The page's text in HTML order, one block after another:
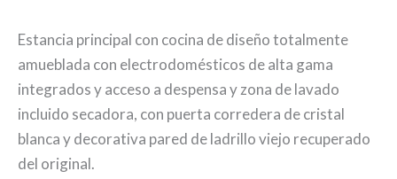
Estancia principal con cocina de diseño totalmente
amueblada con electrodomésticos de alta gama
integrados y acceso a despensa y zona de lavado
incluido secadora, con puerta corredera de cristal
blanca y decorativa pared de ladrillo viejo recuperado
del original.